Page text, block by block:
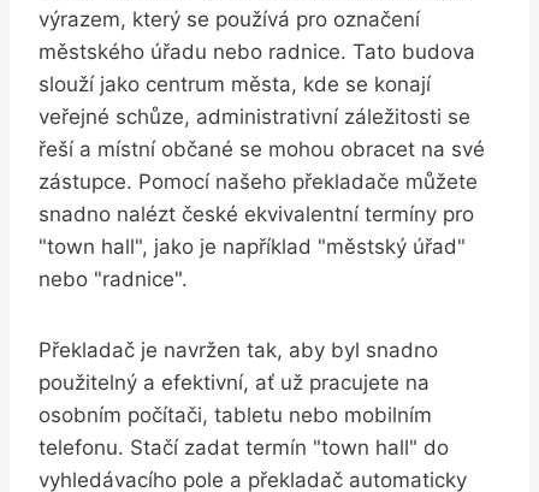
výrazem, ‍který se používá pro označení
městského úřadu nebo radnice. Tato budova
slouží jako centrum města, kde se konají
veřejné schůze,‌ administrativní záležitosti se
řeší​ a místní občané se mohou obracet na své​
zástupce. Pomocí ‍našeho překladače můžete
snadno ‍nalézt české ekvivalentní termíny pro
"town hall", jako je například "městský​ úřad" ‍
nebo "radnice".
Překladač je navržen‍ tak, aby byl snadno
použitelný ⁣a ‌efektivní, ať už pracujete na
osobním počítači, tabletu nebo ⁢mobilním
telefonu. ‌Stačí⁣ zadat ⁤termín "town hall" do ​
vyhledávacího pole ⁣a ​překladač automaticky ​